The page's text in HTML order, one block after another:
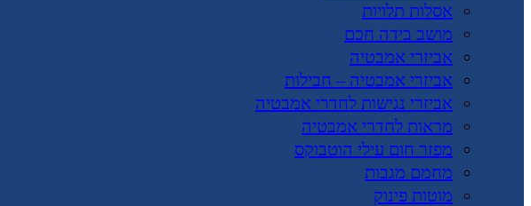
אסלות תלויות
מושב בידה חכם
אביזרי אמבטיה
אביזרי אמבטיה – חבילות
אביזרי נגישות לחדרי אמבטיה
מראות לחדרי אמבטיה
מפזר חום עילי הוטבוקס
מחמם מגבות
מוטות פינוק